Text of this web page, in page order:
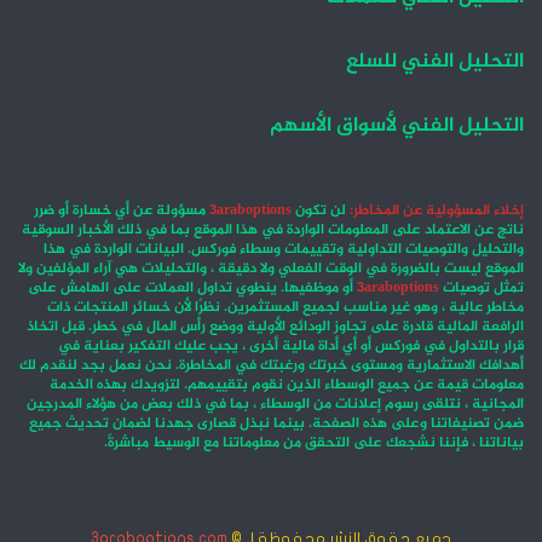
التحليل الفني للسلع
التحليل الفني لأسواق الأسهم
إخلاء المسؤولية عن المخاطر: لن تكون3araboptionsمسؤولة عن أي خسارة أو ضرر
ناتج عن الاعتماد على المعلومات الواردة في هذا الموقع بما في ذلك الأخبار السوقية
والتحليل والتوصيات التداولية وتقييمات وسطاء فوركس. البيانات الواردة في هذا
الموقع ليست بالضرورة في الوقت الفعلي ولا دقيقة ، والتحليلات هي آراء المؤلفين ولا
تمثل توصيات3araboptionsأو موظفيها. ينطوي تداول العملات على الهامش على
مخاطر عالية ، وهو غير مناسب لجميع المستثمرين. نظرًا لأن خسائر المنتجات ذات
الرافعة المالية قادرة على تجاوز الودائع الأولية ووضع رأس المال في خطر. قبل اتخاذ
قرار بالتداول في فوركس أو أي أداة مالية أخرى ، يجب عليك التفكير بعناية في
أهدافك الاستثمارية ومستوى خبرتك ورغبتك في المخاطرة. نحن نعمل بجد لنقدم لك
معلومات قيمة عن جميع الوسطاء الذين نقوم بتقييمهم. لتزويدك بهذه الخدمة
المجانية ، نتلقى رسوم إعلانات من الوسطاء ، بما في ذلك بعض من هؤلاء المدرجين
ضمن تصنيفاتنا وعلى هذه الصفحة. بينما نبذل قصارى جهدنا لضمان تحديث جميع
بياناتنا ، فإننا نشجعك على التحقق من معلوماتنا مع الوسيط مباشرةً.
جميع حقوق النشر محفوظة لـ © 3araboptions.com